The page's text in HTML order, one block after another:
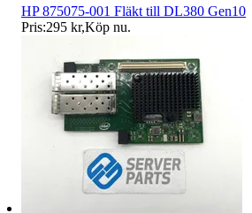
HP 875075-001 Fläkt till DL380 Gen10
Pris:295 kr,Köp nu.